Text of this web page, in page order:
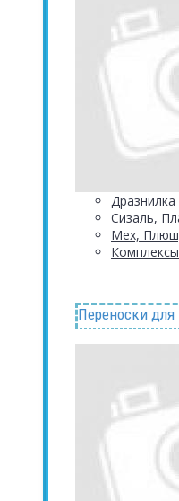
Дразнилка
Сизаль,
Мех,
Переноски